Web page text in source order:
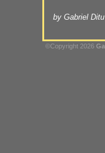
by Gabriel Ditu
©Copyright 2026